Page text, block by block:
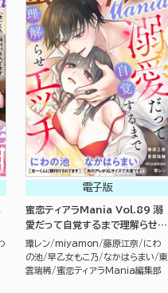
電子版
蜜恋ティアラMania Vol.89 溺
愛だって自覚するまで理解らせエ
ッチ
環レン miyamon 藤原江奈
にわ
の池
早乙女もこ乃 なかはらまい
東
雲瑞稀 蜜恋ティアラMania編集部